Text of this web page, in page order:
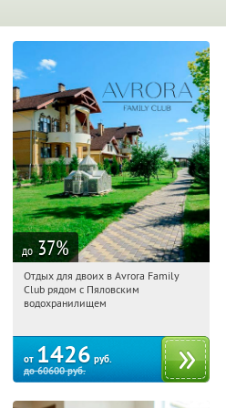
до 37%
11:11:41 Купили:
Московская обл., Мытищинский р-н,
Отдых для двоих в Avrora Family
Club рядом с Пяловским
водохранилищем
от 1426 руб.
до60600руб.